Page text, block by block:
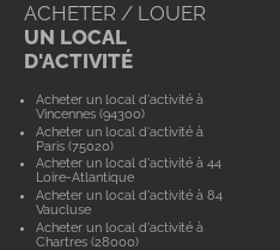
ACHETER / LOUER
UN LOCAL
D'ACTIVITÉ
Acheter un local d'activité à
Vincennes (94300)
Acheter un local d'activité à
Paris (75020)
Acheter un local d'activité à 44
Loire-Atlantique
Acheter un local d'activité à 84
Vaucluse
Acheter un local d'activité à
Chartres (28000)